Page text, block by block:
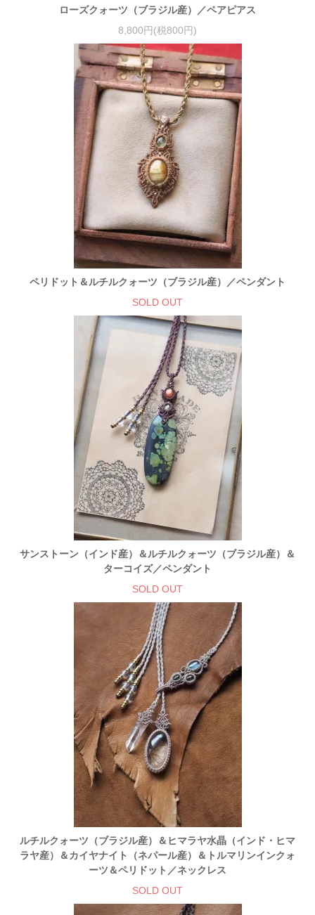
ローズクォーツ（ブラジル産）／ペアピアス
8,800円(税800円)
ペリドット＆ルチルクォーツ（ブラジル産）／ペンダント
SOLD OUT
サンストーン（インド産）＆ルチルクォーツ（ブラジル産）＆
ターコイズ／ペンダント
SOLD OUT
ルチルクォーツ（ブラジル産）＆ヒマラヤ水晶（インド・ヒマ
ラヤ産）＆カイヤナイト（ネパール産）＆トルマリンインクォ
ーツ＆ペリドット／ネックレス
SOLD OUT